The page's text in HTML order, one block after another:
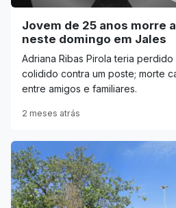
Jovem de 25 anos morre
neste domingo em Jales
Adriana Ribas Pirola teria
colidido contra um poste; morte
entre amigos e familiares.
2 meses atrás